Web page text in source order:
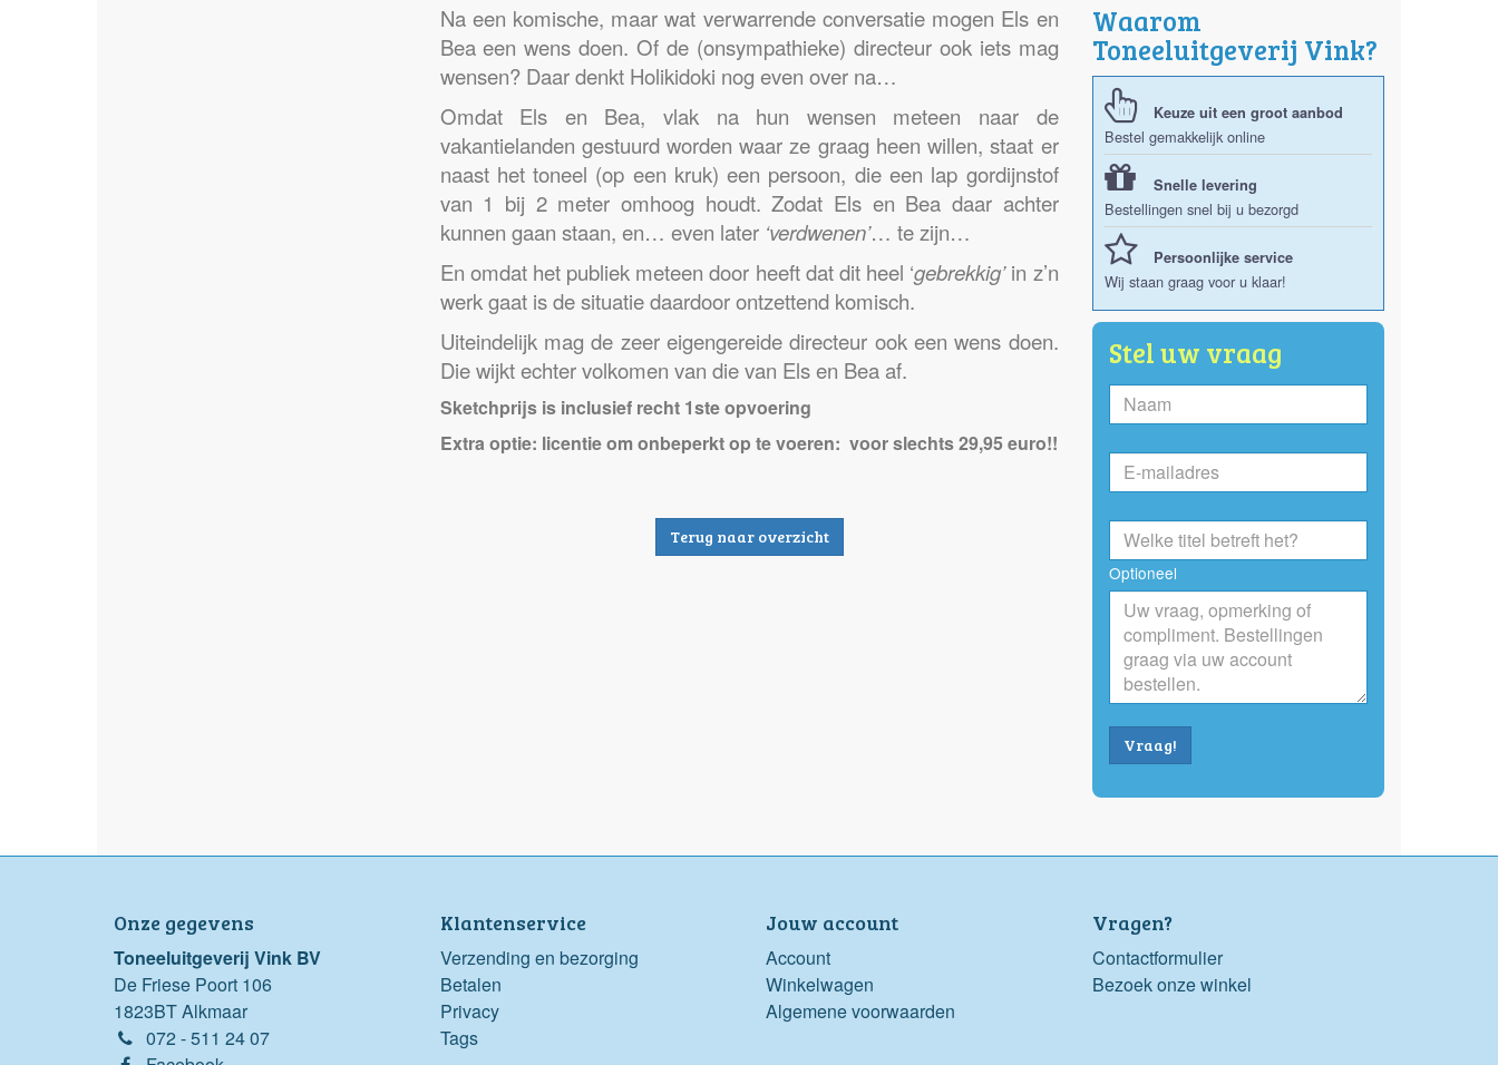
Na een komische, maar wat verwarrende conversatie mogen Els en
Bea een wens doen. Of de (onsympathieke) directeur ook iets mag
wensen? Daar denkt Holikidoki nog even over na…
Omdat Els en Bea, vlak na hun wensen meteen naar de
vakantielanden gestuurd worden waar ze graag heen willen, staat er
naast het toneel (op een kruk) een persoon, die een lap gordijnstof
van 1 bij 2 meter omhoog houdt. Zodat Els en Bea daar achter
kunnen gaan staan, en… even later ‘verdwenen’… te zijn…
En omdat het publiek meteen door heeft dat dit heel ‘gebrekkig’in z’n
werk gaat is de situatie daardoor ontzettend komisch.
Uiteindelijk mag de zeer eigengereide directeur ook een wens doen.
Die wijkt echter volkomen van die van Els en Bea af.
Sketchprijs is inclusief recht 1ste opvoering
Extra optie: licentie om onbeperkt op te voeren: voor slechts 29,95 euro!!
Terug naar overzicht
Waarom
Toneeluitgeverij Vink?
Keuze uit een groot aanbod
Bestel gemakkelijk online
Snelle levering
Bestellingen snel bij u bezorgd
Persoonlijke service
Wij staan graag voor u klaar!
Stel uw vraag
Optioneel
Vraag!
Onze gegevens
Toneeluitgeverij Vink BV
De Friese Poort 106
1823BT Alkmaar
072 - 511 24 07
Klantenservice
Verzending en bezorging
Betalen
Privacy
Tags
Jouw account
Account
Winkelwagen
Algemene voorwaarden
Vragen?
Contactformulier
Bezoek onze winkel